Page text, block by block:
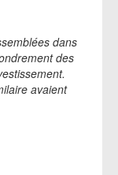
dans
des
avaient